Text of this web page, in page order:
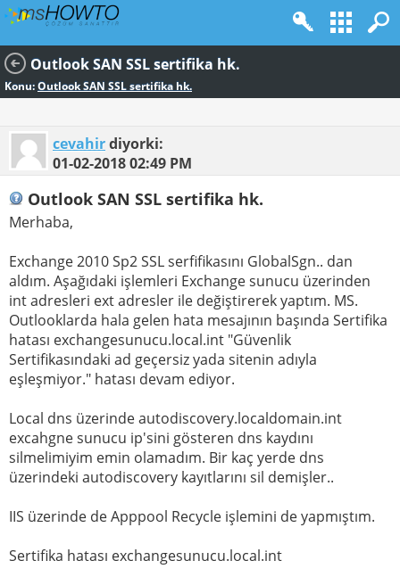
Outlook SAN SSL sertifika hk.
Konu:Outlook SAN SSL sertifika hk.
cevahirdiyorki:
01-02-201802:49 PM
Outlook SAN SSL sertifika hk.
Merhaba,
Exchange 2010 Sp2 SSL serfifikasını GlobalSgn.. dan
aldım. Aşağıdaki işlemleri Exchange sunucu üzerinden
int adresleri ext adresler ile değiştirerek yaptım. MS.
Outlooklarda hala gelen hata mesajının başında Sertifika
hatası exchangesunucu.local.int "Güvenlik
Sertifikasındaki ad geçersiz yada sitenin adıyla
eşleşmiyor." hatası devam ediyor.
Local dns üzerinde autodiscovery.localdomain.int
excahgne sunucu ip'sini gösteren dns kaydını
silmelimiyim emin olamadım. Bir kaç yerde dns
üzerindeki autodiscovery kayıtlarını sil demişler..
IIS üzerinde de Apppool Recycle işlemini de yapmıştım.
Sertifika hatası exchangesunucu.local.int